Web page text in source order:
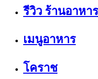
รีวิว ร้านอาหาร
เมนูอาหาร
โคราช